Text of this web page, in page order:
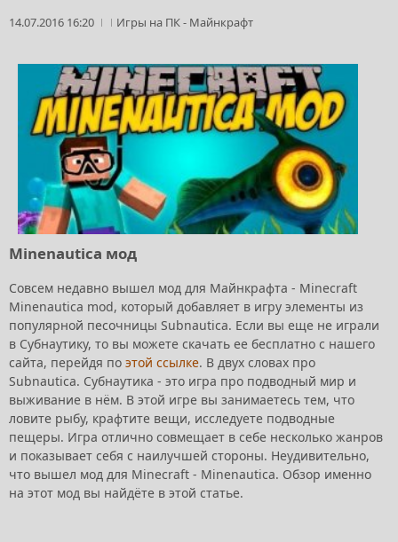
14.07.2016 16:20 Игры на ПК- Майнкрафт
Minenautica мод
Совсем недавно вышел мод для Майнкрафта - Minecraft
Minenautica mod, который добавляет в игру элементы из
популярной песочницы Subnautica. Если вы еще не играли
в Субнаутику, то вы можете скачать ее бесплатно с нашего
сайта, перейдя по этой ссылке. В двух словах про
Subnautica. Субнаутика - это игра про подводный мир и
выживание в нём. В этой игре вы занимаетесь тем, что
ловите рыбу, крафтите вещи, исследуете подводные
пещеры. Игра отлично совмещает в себе несколько жанров
и показывает себя с наилучшей стороны. Неудивительно,
что вышел мод для Minecraft - Minenautica. Обзор именно
на этот мод вы найдёте в этой статье.